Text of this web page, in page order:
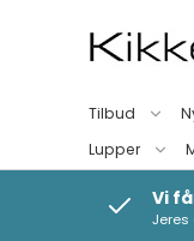
Tilbud
Lupper
Vi
Jeres